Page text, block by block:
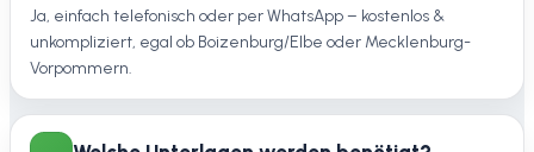
Ja, einfach telefonisch oder per WhatsApp – kostenlos &
unkompliziert, egal ob Boizenburg/Elbe oder Mecklenburg-
Vorpommern.